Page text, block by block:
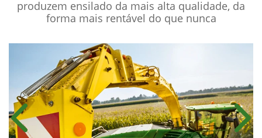
produzem ensilado da mais alta qualidade, da
forma mais rentável do que nunca
Anterior